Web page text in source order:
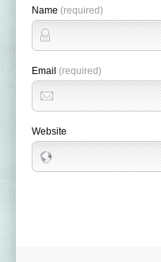
Name (required)
Email (required)
Website